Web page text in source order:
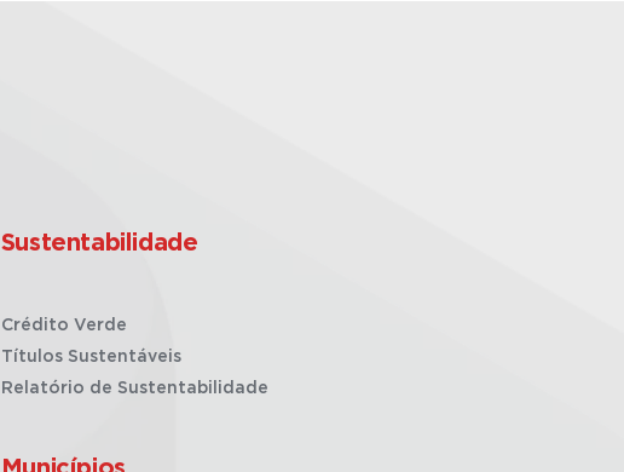
Sustentabilidade
Crédito Verde
Títulos Sustentáveis
Relatório de Sustentabilidade